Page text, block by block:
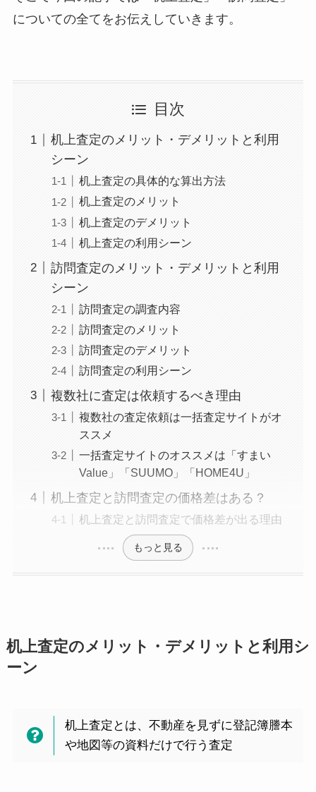
についての全てをお伝えしていきます。
目次
机上査定のメリット・デメリットと利用
シーン
机上査定の具体的な算出方法
机上査定のメリット
机上査定のデメリット
机上査定の利用シーン
訪問査定のメリット・デメリットと利用
シーン
訪問査定の調査内容
訪問査定のメリット
訪問査定のデメリット
訪問査定の利用シーン
複数社に査定は依頼するべき理由
複数社の査定依頼は一括査定サイトがオ
ススメ
一括査定サイトのオススメは「すまい
Value」「SUUMO」「HOME4U」
机上査定と訪問査定の価格差はある？
机上査定と訪問査定で価格差が出る理由
もっと見る
机上査定のメリット・デメリットと利用シ
ーン
机上査定とは、不動産を見ずに登記簿謄本
や地図等の資料だけで行う査定